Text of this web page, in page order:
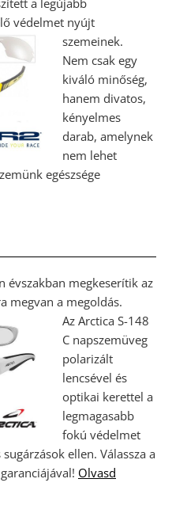
a legújabb
védelmet nyújt
szemeinek.
Nem csak egy
kiváló minőség,
hanem divatos,
kényelmes
darab, amelynek
nem lehet
egészsége
évszakban megkeserítik az
megvan a megoldás.
Az Arctica S-148
C napszemüveg
polarizált
lencsével és
optikai kerettel a
legmagasabb
fokú védelmet
ellen. Válassza a
Olvasd